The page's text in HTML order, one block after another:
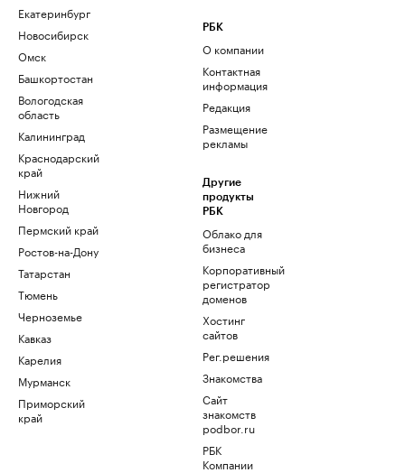
Екатеринбург
Новосибирск
Омск
Башкортостан
Вологодская
область
Калининград
Краснодарский
край
Нижний
Новгород
Пермский край
Ростов-на-Дону
Татарстан
Тюмень
Черноземье
Кавказ
Карелия
Мурманск
Приморский
край
РБК
О компании
Контактная
информация
Редакция
Размещение
рекламы
Другие
продукты
РБК
Облако для
бизнеса
Корпоративный
регистратор
доменов
Хостинг
сайтов
Рег.решения
Знакомства
Сайт
знакомств
podbor.ru
РБК
Компании